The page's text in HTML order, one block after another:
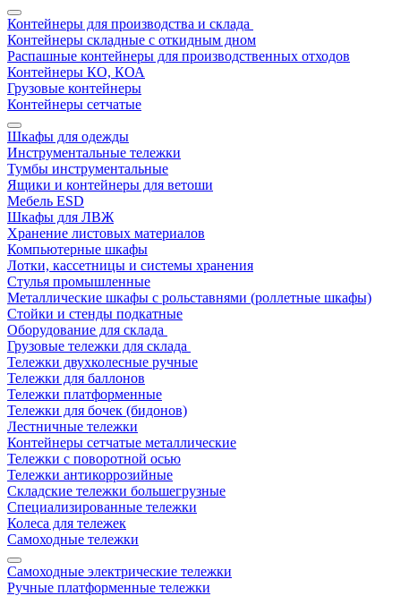
Контейнеры для производства и склада
Контейнеры складные с откидным дном
Распашные контейнеры для производственных отходов
Контейнеры КО, КОА
Грузовые контейнеры
Контейнеры сетчатые
Шкафы для одежды
Инструментальные тележки
Тумбы инструментальные
Ящики и контейнеры для ветоши
Мебель ESD
Шкафы для ЛВЖ
Хранение листовых материалов
Компьютерные шкафы
Лотки, кассетницы и системы хранения
Стулья промышленные
Металлические шкафы с рольставнями (роллетные шкафы)
Стойки и стенды подкатные
Оборудование для склада
Грузовые тележки для склада
Тележки двухколесные ручные
Тележки для баллонов
Тележки платформенные
Тележки для бочек (бидонов)
Лестничные тележки
Контейнеры сетчатые металлические
Тележки с поворотной осью
Тележки антикоррозийные
Складские тележки большегрузные
Специализированные тележки
Колеса для тележек
Самоходные тележки
Самоходные электрические тележки
Ручные платформенные тележки